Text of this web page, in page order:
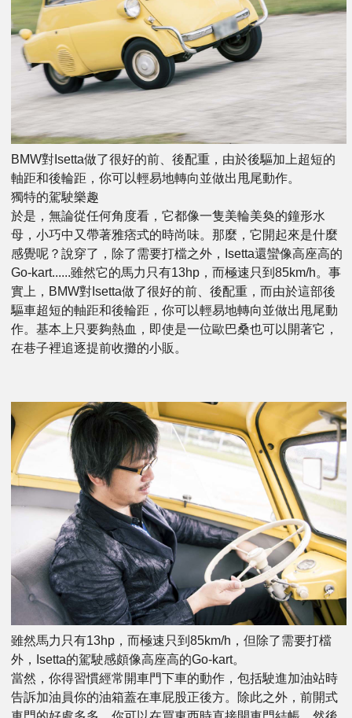
BMW對Isetta做了很好的前、後配重，由於後驅加上超短的
軸距和後輪距，你可以輕易地轉向並做出甩尾動作。
獨特的駕駛樂趣
於是，無論從任何角度看，它都像一隻美輪美奐的鐘形水
母，小巧中又帶著雅痞式的時尚味。那麼，它開起來是什麼
感覺呢？說穿了，除了需要打檔之外，Isetta還蠻像高座高的
Go-kart......雖然它的馬力只有13hp，而極速只到85km/h。事
實上，BMW對Isetta做了很好的前、後配重，而由於這部後
驅車超短的軸距和後輪距，你可以輕易地轉向並做出甩尾動
作。基本上只要夠熱血，即使是一位歐巴桑也可以開著它，
在巷子裡追逐提前收攤的小販。
雖然馬力只有13hp，而極速只到85km/h，但除了需要打檔
外，Isetta的駕駛感頗像高座高的Go-kart。
當然，你得習慣經常開車門下車的動作，包括駛進加油站時
告訴加油員你的油箱蓋在車屁股正後方。除此之外，前開式